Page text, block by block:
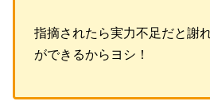
指摘されたら実力不足だと謝
ができるからヨシ！